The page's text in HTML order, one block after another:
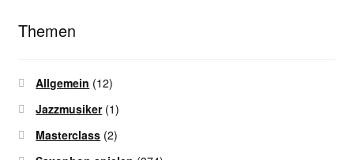
Themen
Allgemein (12)
Jazzmusiker(1)
Masterclass (2)